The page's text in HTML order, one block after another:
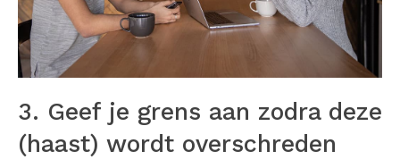
3. Geef je grens aan zodra deze
(haast) wordt overschreden